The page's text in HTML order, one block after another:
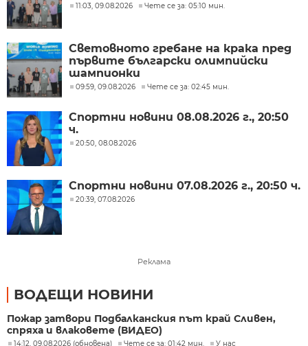
11:03, 09.08.2026 Чете се за: 05:10 мин.
Световното гребане на крака пред
първите български олимпийски
шампионки
09:59, 09.08.2026 Чете се за: 02:45 мин.
Спортни новини 08.08.2026 г., 20:50
ч.
20:50, 08.08.2026
Спортни новини 07.08.2026 г., 20:50 ч.
20:39, 07.08.2026
Реклама
ВОДЕЩИ НОВИНИ
Пожар затвори Подбалканския път край Сливен,
спряха и влаковете (ВИДЕО)
14:12, 09.08.2026 (обновена) Чете се за: 01:42 мин. У нас